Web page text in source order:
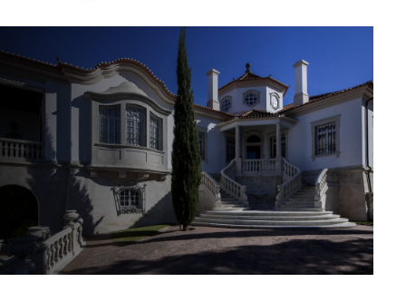
Coleções
Agenda
Centro de Documentação
Horários e contactos